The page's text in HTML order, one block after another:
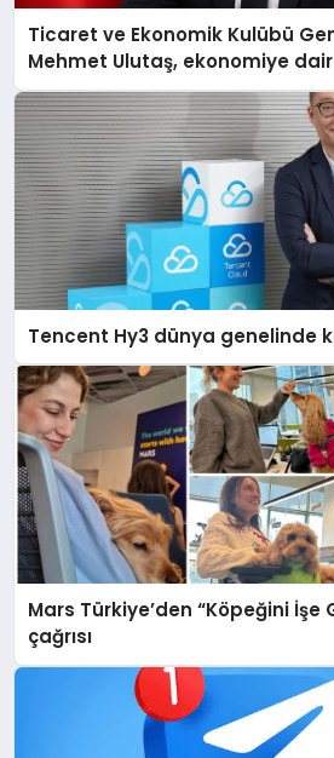
Ticaret ve Ekonomik Kulübü
Mehmet Ulutaş, ekonomiye dair
açıklamada şunları kaydetti:
Tencent Hy3 dünya genelinde
Mars Türkiye’den “Köpeğini İşe
çağrısı